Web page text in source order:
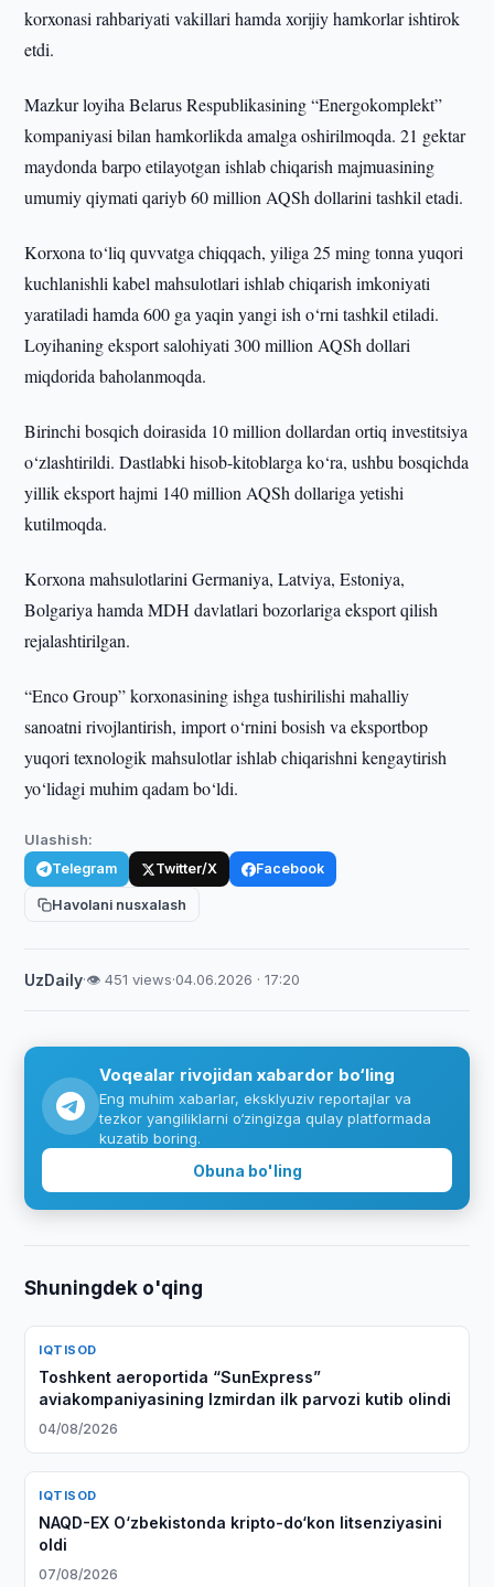
korxonasi rahbariyati vakillari hamda xorijiy hamkorlar ishtirok
etdi.
Mazkur loyiha Belarus Respublikasining “Energokomplekt”
kompaniyasi bilan hamkorlikda amalga oshirilmoqda. 21 gektar
maydonda barpo etilayotgan ishlab chiqarish majmuasining
umumiy qiymati qariyb 60 million AQSh dollarini tashkil etadi.
Korxona to‘liq quvvatga chiqqach, yiliga 25 ming tonna yuqori
kuchlanishli kabel mahsulotlari ishlab chiqarish imkoniyati
yaratiladi hamda 600 ga yaqin yangi ish o‘rni tashkil etiladi.
Loyihaning eksport salohiyati 300 million AQSh dollari
miqdorida baholanmoqda.
Birinchi bosqich doirasida 10 million dollardan ortiq investitsiya
o‘zlashtirildi. Dastlabki hisob-kitoblarga ko‘ra, ushbu bosqichda
yillik eksport hajmi 140 million AQSh dollariga yetishi
kutilmoqda.
Korxona mahsulotlarini Germaniya, Latviya, Estoniya,
Bolgariya hamda MDH davlatlari bozorlariga eksport qilish
rejalashtirilgan.
“Enco Group” korxonasining ishga tushirilishi mahalliy
sanoatni rivojlantirish, import o‘rnini bosish va eksportbop
yuqori texnologik mahsulotlar ishlab chiqarishni kengaytirish
yo‘lidagi muhim qadam bo‘ldi.
Ulashish:
Telegram Twitter/X Facebook
Havolani nusxalash
UzDaily·👁 451 views·04.06.2026 · 17:20
Voqealar rivojidan xabardor bo‘ling
Eng muhim xabarlar, eksklyuziv reportajlar va
tezkor yangiliklarni o‘zingizga qulay platformada
kuzatib boring.
Obuna bo'ling
Shuningdek o'qing
IQTISOD
Toshkent aeroportida “SunExpress”
aviakompaniyasining Izmirdan ilk parvozi kutib olindi
04/08/2026
IQTISOD
NAQD-EX O‘zbekistonda kripto-do‘kon litsenziyasini
oldi
07/08/2026